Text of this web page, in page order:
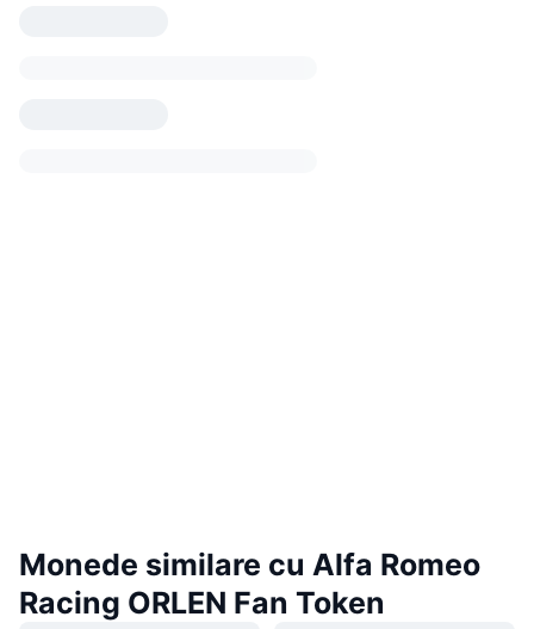
Monede similare cu Alfa Romeo
Racing ORLEN Fan Token